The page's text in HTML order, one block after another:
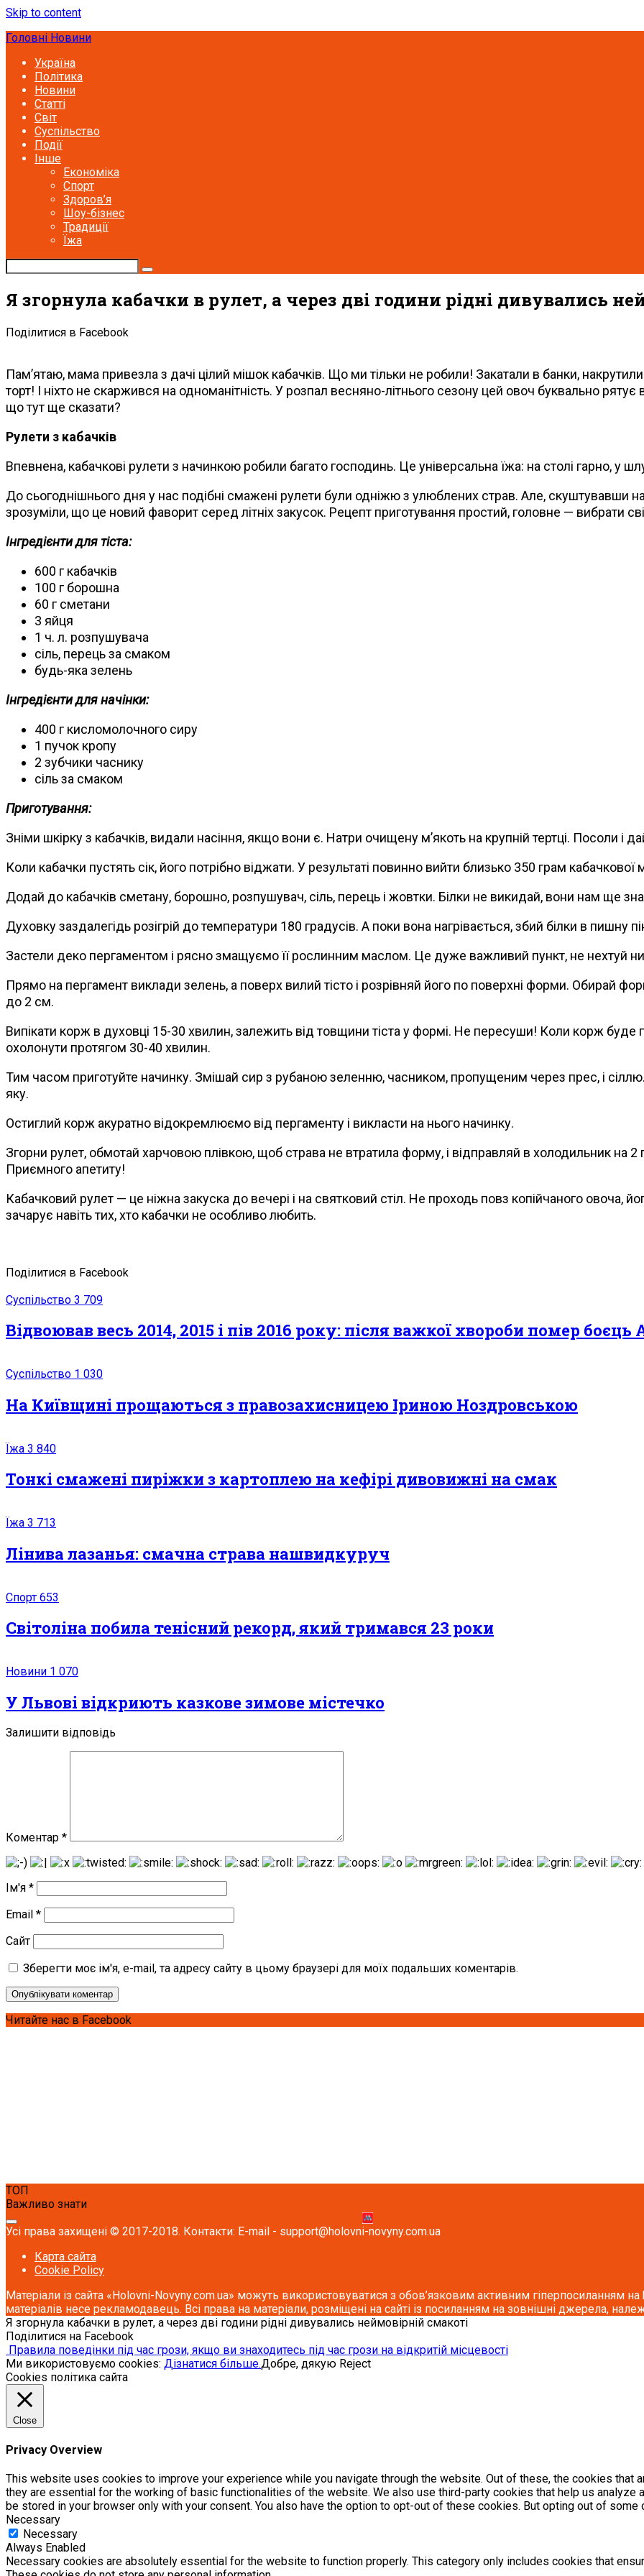
Skip to content
Головні Новини
Україна
Політика
Новини
Статті
Світ
Суспільство
Події
Інше
Економіка
Спорт
Здоров’я
Шоу-бізнес
Традиції
Їжа
Я згорнула кабачки в рулет, а через дві години рідні дивувались
Поділитися в Facebook
Пам’ятаю, мама привезла з дачі цілий мішок кабачків. Що ми тільки не робили! Закатали в банки,
торт! І ніхто не скаржився на одноманітність. У розпал весняно-літнього сезону цей овоч буквально
що тут ще сказати?
Рулети з кабачків
Впевнена, кабачкові рулети з начинкою робили багато господинь. Це універсальна їжа: на столі гарно, у
До сьогоднішнього дня у нас подібні смажені рулети були одніжю з улюблених страв. Але, скуштувавши
зрозуміли, що це новий фаворит серед літніх закусок. Рецепт приготування простий, головне — вибрати
Інгредієнти для тіста:
600 г кабачків
100 г борошна
60 г сметани
3 яйця
1 ч. л. розпушувача
сіль, перець за смаком
будь-яка зелень
Інгредієнти для начінки:
400 г кисломолочного сиру
1 пучок кропу
2 зубчики часнику
сіль за смаком
Приготування:
Зніми шкірку з кабачків, видали насіння, якщо вони є. Натри очищену м’якоть на крупній тертці. Посоли і
Коли кабачки пустять сік, його потрібно віджати. У результаті повинно вийти близько 350 грам кабачкової
Додай до кабачків сметану, борошно, розпушувач, сіль, перець і жовтки. Білки не викидай, вони нам ще
Духовку заздалегідь розігрій до температури 180 градусів. А поки вона нагрівається, збий білки в пишну
Застели деко пергаментом і рясно змащуємо її рослинним маслом. Це дуже важливий пункт, не нехтуй
Прямо на пергамент виклади зелень, а поверх вилий тісто і розрівняй його по поверхні форми. Обирай
до 2 см.
Випікати корж в духовці 15-30 хвилин, залежить від товщини тіста у формі. Не пересуши! Коли корж буде
охолонути протягом 30-40 хвилин.
Тим часом приготуйте начинку. Змішай сир з рубаною зеленню, часником, пропущеним через прес, і
яку.
Остиглий корж акуратно відокремлюємо від пергаменту і викласти на нього начинку.
Згорни рулет, обмотай харчовою плівкою, щоб страва не втратила форму, і відправляй в холодильник на
Приємного апетиту!
Кабачковий рулет — це ніжна закуска до вечері і на святковий стіл. Не проходь повз копійчаного овоча,
зачарує навіть тих, хто кабачки не особливо любить.
Поділитися в Facebook
Суспільство 3 709
Відвоював весь 2014, 2015 і пів 2016 року: після важкої хвороби помер боєць
Суспільство 1 030
На Київщині прощаються з правозахисницею Іриною Ноздровською
Їжа 3 840
Тонкі смажені пиріжки з картоплею на кефірі дивовижні на смак
Їжа 3 713
Лінива лазанья: смачна страва нашвидкуруч
Спорт 653
Світоліна побила тенісний рекорд, який тримався 23 роки
Новини 1 070
У Львові відкриють казкове зимове містечко
Залишити відповідь
Коментар *
Ім'я *
Email *
Сайт
Зберегти моє ім'я, e-mail, та адресу сайту в цьому браузері для моїх подальших коментарів.
Читайте нас в Facebook
ТОП
Важливо знати
Усі права захищені © 2017-2018. Контакти: E-mail - support@holovni-novyny.com.ua
Карта сайта
Cookie Policy
Матеріали із сайта «Holovni-Novyny.com.ua» можуть використовуватися з обов’язковим активним гіперпосиланням
матеріалів несе рекламодавець. Всі права на матеріали, розміщені на сайті із посиланням на зовнішні джерела,
Я згорнула кабачки в рулет, а через дві години рідні дивувались неймовірній смакоті
Поділитися на Facebook
Правила поведінки під час грози, якщо ви знаходитесь під час грози на відкритій місцевості
Ми використовуємо cookies: Дізнатися більше.Добре, дякую Reject
Cookies політика сайта
Close
Privacy Overview
This website uses cookies to improve your experience while you navigate through the website. Out of these, the cookies that
they are essential for the working of basic functionalities of the website. We also use third-party cookies that help us
be stored in your browser only with your consent. You also have the option to opt-out of these cookies. But opting out of
Necessary
Necessary
Always Enabled
Necessary cookies are absolutely essential for the website to function properly. This category only includes cookies that